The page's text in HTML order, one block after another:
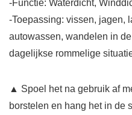
-Functie: Waterdicht,
-Toepassing: vissen, jagen,
autowassen, wandelen in
dagelijkse rommelige
▲ Spoel het na gebruik af
borstelen en hang het in de